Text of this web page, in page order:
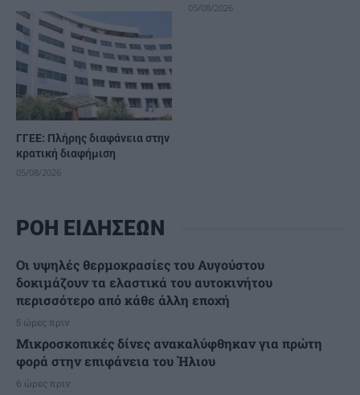
05/08/2026
ΓΓΕΕ: Πλήρης διαφάνεια στην
κρατική διαφήμιση
05/08/2026
ΡΟΗ ΕΙΔΗΣΕΩΝ
Οι υψηλές θερμοκρασίες του Αυγούστου
δοκιμάζουν τα ελαστικά του αυτοκινήτου
περισσότερο από κάθε άλλη εποχή
5 ώρες πριν
Μικροσκοπικές δίνες ανακαλύφθηκαν για πρώτη
φορά στην επιφάνεια του Ήλιου
6 ώρες πριν